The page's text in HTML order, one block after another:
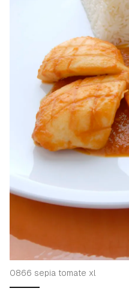
0866 sepia tomate xl